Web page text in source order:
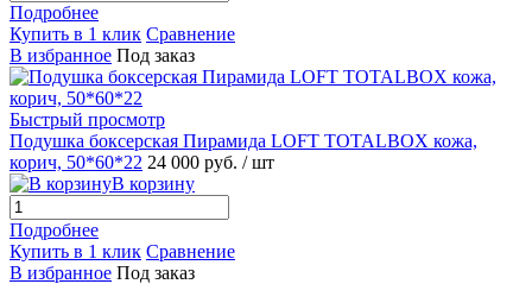
Подробнее
Купить в 1 клик Сравнение
В избранное Под заказ
Быстрый просмотр
Подушка боксерская Пирамида LOFT TOTALBOX кожа,
корич, 50*60*22 24 000 руб. / шт
В корзину
Подробнее
Купить в 1 клик Сравнение
В избранное Под заказ